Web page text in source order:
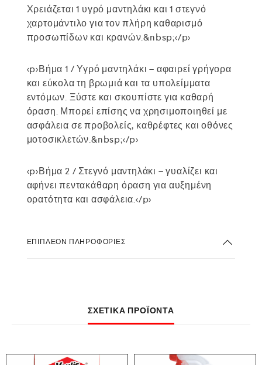
Χρειάζεται 1 υγρό μαντηλάκι και 1 στεγνό
χαρτομάντιλο για τον πλήρη καθαρισμό
προσωπίδων και κρανών.&nbsp;</p>
<p>Βήμα 1 / Υγρό μαντηλάκι – αφαιρεί γρήγορα
και εύκολα τη βρωμιά και τα υπολείμματα
εντόμων. Ξύστε και σκουπίστε για καθαρή
όραση. Μπορεί επίσης να χρησιμοποιηθεί με
ασφάλεια σε προβολείς, καθρέφτες και οθόνες
μοτοσικλετών.&nbsp;</p>
<p>Βήμα 2 / Στεγνό μαντηλάκι – γυαλίζει και
αφήνει πεντακάθαρη όραση για αυξημένη
ορατότητα και ασφάλεια.</p>
ΕΠΙΠΛΈΟΝ ΠΛΗΡΟΦΟΡΊΕΣ
ΣΧΕΤΙΚΆ ΠΡΟΪΌΝΤΑ